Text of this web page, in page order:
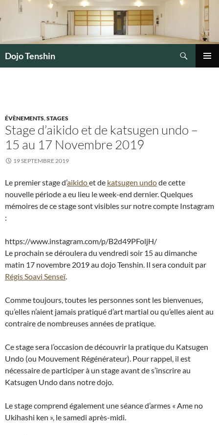
au
Dojo Tenshin
ÉVÈNEMENTS,STAGES
Stage d’aikido et de katsugen undo –
15 au 17 Novembre 2019
19 SEPTEMBRE 2019
Le premier stage d’aikidoet de katsugen undode cette
nouvelle période a eu lieu le week-end dernier. Quelques
mémoires de ce stage sont visibles sur notre compte Instagram
:
https://www.instagram.com/p/B2d49PFoljH/
Le prochain se déroulera du vendredi soir 15 au dimanche
matin 17 novembre 2019 au dojo Tenshin. Il sera conduit par
Régis Soavi Senseï.
Comme toujours, toutes les personnes sont les bienvenues,
qu’elles n’aient jamais pratiqué d’art martial ou qu’elles aient au
contraire de nombreuses années de pratique.
Ce stage sera l’occasion de découvrir la pratique du Katsugen
Undo (ou Mouvement Régénérateur). Pour rappel, il est
nécessaire de participer à un stage avant de s’inscrire au
Katsugen Undo dans notre dojo.
Le stage comprend également une séance d’armes « Ame no
Ukihashi ken », le samedi après-midi.